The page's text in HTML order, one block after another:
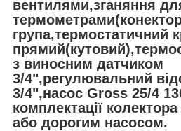
вентилями,зганяння
група,термостатичний
з виносним датчиком
3/4",регулювальний
3/4",насос Gross 25/4
комплектації
або дорогим насосом.